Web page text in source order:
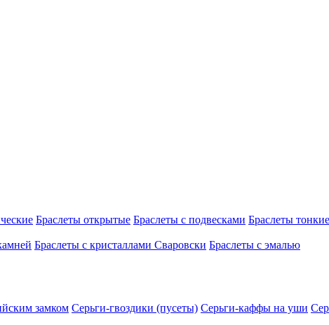
Браслеты открытые Браслеты с подвесками Браслеты тонкие
Браслеты с кристаллами Сваровски Браслеты с эмалью
замком Серьги-гвоздики (пусеты) Серьги-каффы на уши